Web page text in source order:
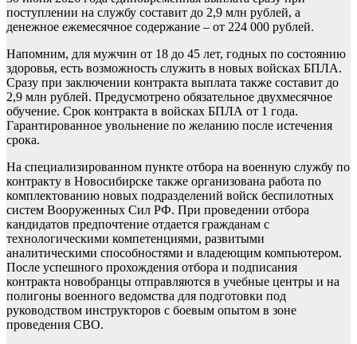
поступлении на службу составит до 2,9 млн рублей, а
денежное ежемесячное содержание – от 224 000 рублей.
Напомним, для мужчин от 18 до 45 лет, годных по состоянию
здоровья, есть возможность служить в новых войсках БПЛА.
Сразу при заключении контракта выплата также составит до
2,9 млн рублей. Предусмотрено обязательное двухмесячное
обучение. Срок контракта в войсках БПЛА от 1 года.
Гарантированное увольнение по желанию после истечения
срока.
На специализированном пункте отбора на военную службу по
контракту в Новосибирске также организована работа по
комплектованию новых подразделений войск беспилотных
систем Вооруженных Сил РФ. При проведении отбора
кандидатов предпочтение отдается гражданам с
технологическими компетенциями, развитыми
аналитическими способностями и владеющим компьютером.
После успешного прохождения отбора и подписания
контракта новобранцы отправляются в учебные центры и на
полигоны военного ведомства для подготовки под
руководством инструкторов с боевым опытом в зоне
проведения СВО.